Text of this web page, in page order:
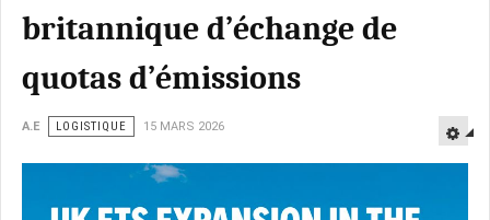
britannique d’échange de
quotas d’émissions
A.E LOGISTIQUE 15 MARS 2026